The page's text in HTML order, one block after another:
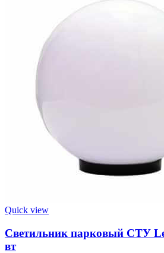
Quick view
Светильник парковый СТУ
вт